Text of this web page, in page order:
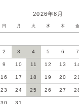
2026年8月
日 月 火 水 木 金
2 3 4 5 6 7
9 10 11 12 13
16 17 18 19 20 21
23 24 25 26 27
30 31